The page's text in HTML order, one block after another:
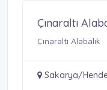
Çınaraltı
Çınaraltı Alabalık
Sakarya/